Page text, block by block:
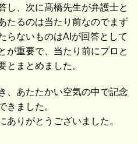
し、次に髙橋先生が弁護士と
たるのは当たり前なのでまず
らないものはAIが回答として
が重要で、当たり前にプロと
とまとめました。
、あたたかい空気の中で記念
きました。
ありがとうございました。